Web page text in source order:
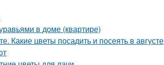
в доме (квартире)
Какие цветы посадить и посеять в августе